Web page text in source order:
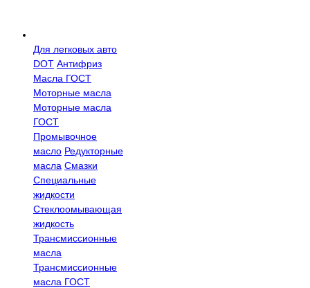
Для легковых авто
DOT Антифриз
Масла ГОСТ
Моторные масла
Моторные масла
ГОСТ
Промывочное
масло Редукторные
масла Смазки
Специальные
жидкости
Стеклоомывающая
жидкость
Трансмиссионные
масла
Трансмиссионные
масла ГОСТ